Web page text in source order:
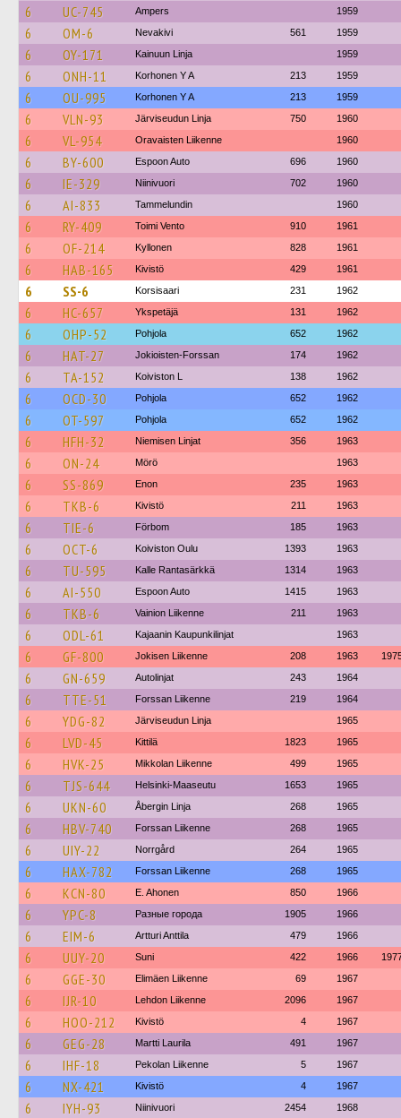
6 UC-745 Ampers 1959
6 OM-6 Nevakivi 561 1959
6 OY-171 Kainuun Linja 1959
6 ONH-11 Korhonen Y A 213 1959
6 OU-995 Korhonen Y A 213 1959
6 VLN-93 Järviseudun Linja 750 1960
6 VL-954 Oravaisten Liikenne 1960
6 BY-600 Espoon Auto 696 1960
6 IE-329 Niinivuori 702 1960
6 AI-833 Tammelundin 1960
6 RY-409 Toimi Vento 910 1961
6 OF-214 Kyllonen 828 1961
6 HAB-165 Kivistö 429 1961
6 SS-6 Korsisaari 231 1962
6 HC-657 Ykspetäjä 131 1962
6 OHP-52 Pohjola 652 1962
6 HAT-27 Jokioisten-Forssan 174 1962
6 TA-152 Koiviston L 138 1962
6 OCD-30 Pohjola 652 1962
6 OT-597 Pohjola 652 1962
6 HFH-32 Niemisen Linjat 356 1963
6 ON-24 Mörö 1963
6 SS-869 Enon 235 1963
6 TKB-6 Kivistö 211 1963
6 TIE-6 Förbom 185 1963
6 OCT-6 Koiviston Oulu 1393 1963
6 TU-595 Kalle Rantasärkkä 1314 1963
6 AI-550 Espoon Auto 1415 1963
6 TKB-6 Vainion Liikenne 211 1963
6 ODL-61 Kajaanin Kaupunkilinjat 1963
6 GF-800 Jokisen Liikenne 208 1963
6 GN-659 Autolinjat 243 1964
6 TTE-51 Forssan Liikenne 219 1964
6 YDG-82 Järviseudun Linja 1965
6 LVD-45 Kittilä 1823 1965
6 HVK-25 Mikkolan Liikenne 499 1965
6 TJS-644 Helsinki-Maaseutu 1653 1965
6 UKN-60 Åbergin Linja 268 1965
6 HBV-740 Forssan Liikenne 268 1965
6 UIY-22 Norrgård 264 1965
6 HAX-782 Forssan Liikenne 268 1965
6 KCN-80 E. Ahonen 850 1966
6 YPC-8 Разные города 1905 1966
6 EIM-6 Artturi Anttila 479 1966
6 UUY-20 Suni 422 1966
6 GGE-30 Elimäen Liikenne 69 1967
6 IJR-10 Lehdon Liikenne 2096 1967
6 HOO-212 Kivistö 4 1967
6 GEG-28 Martti Laurila 491 1967
6 IHF-18 Pekolan Liikenne 5 1967
6 NX-421 Kivistö 4 1967
6 IYH-93 Niinivuori 2454 1968